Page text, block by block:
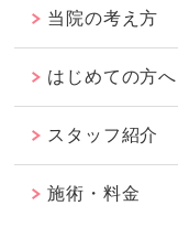
当院の考え方
はじめての方へ
スタッフ紹介
施術・料金